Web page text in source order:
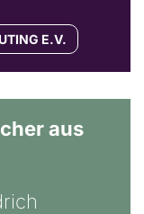
E.V.
aus